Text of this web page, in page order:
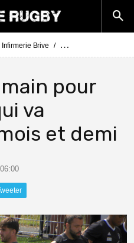
Infirmerie Brive Actus Infirmerie Brive
pour
va
et demi